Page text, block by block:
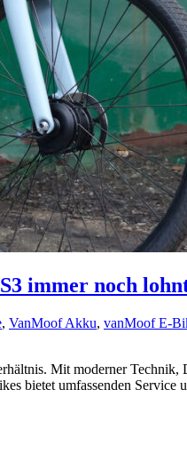
immer noch
, VanMoof Akku, vanMoof E-
Mit moderner
bietet umfassenden Service